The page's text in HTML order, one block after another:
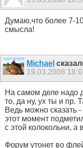
Думаю,что более 7-
смысла!
Michael
19.03.2008
На самом деле надо
то, да ну, ух ты и пр.
Ведь можно сказать
этот момент
с этой колокольни, а
Форум утонет во